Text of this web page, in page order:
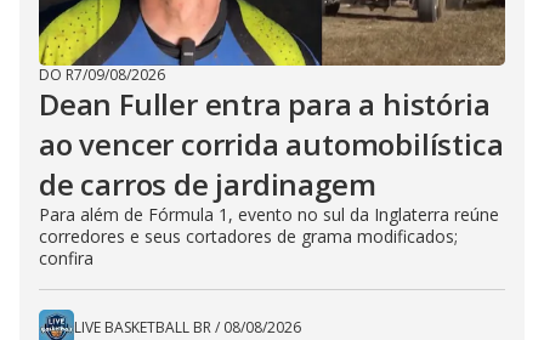
DO R7/09/08/2026
Dean Fuller entra para a história
ao vencer corrida automobilística
de carros de jardinagem
Para além de Fórmula 1, evento no sul da Inglaterra reúne
corredores e seus cortadores de grama modificados;
confira
LIVE BASKETBALL BR/ 08/08/2026